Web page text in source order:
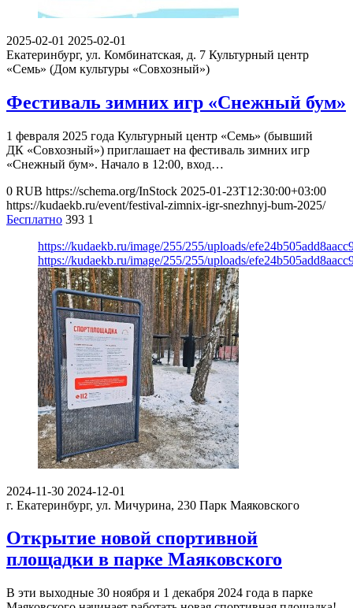
2025-02-01 2025-02-01
Екатеринбург, ул. Комбинатская, д. 7 Культурный центр
«Семь» (Дом культуры «Совхозный»)
Фестиваль зимних игр «Снежный бум»
1 февраля 2025 года Культурный центр «Семь» (бывший
ДК «Совхозный») приглашает на фестиваль зимних игр
«Снежный бум». Начало в 12:00, вход…
0 RUB https://schema.org/InStock 2025-01-23T12:30:00+03:00
https://kudaekb.ru/event/festival-zimnix-igr-snezhnyj-bum-2025/
Бесплатно 393 1
https://kudaekb.ru/image/255/255/uploads/
https://kudaekb.ru/image/255/255/uploads/
2024-11-30 2024-12-01
г. Екатеринбург, ул. Мичурина, 230 Парк Маяковского
Открытие новой спортивной
площадки в парке Маяковского
В эти выходные 30 ноября и 1 декабря 2024 года в парке